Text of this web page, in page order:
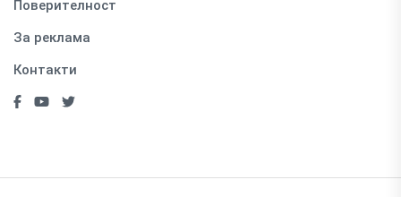
Поверителност
За реклама
Контакти